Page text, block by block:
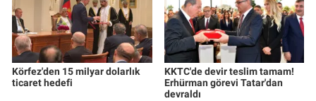
Körfez'den 15 milyar dolarlık
ticaret hedefi
KKTC'de devir teslim tamam!
Erhürman görevi Tatar'dan
devraldı